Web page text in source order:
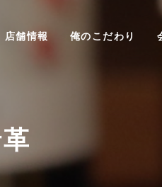
店舗情報 俺のこだわり